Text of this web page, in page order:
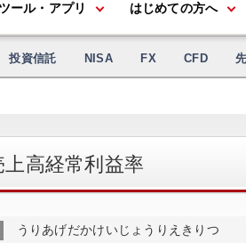
ツール・アプリ はじめての方へ
投資信託 NISA FX CFD
上高経常利益率
うりあげだかけいじょうりえきりつ